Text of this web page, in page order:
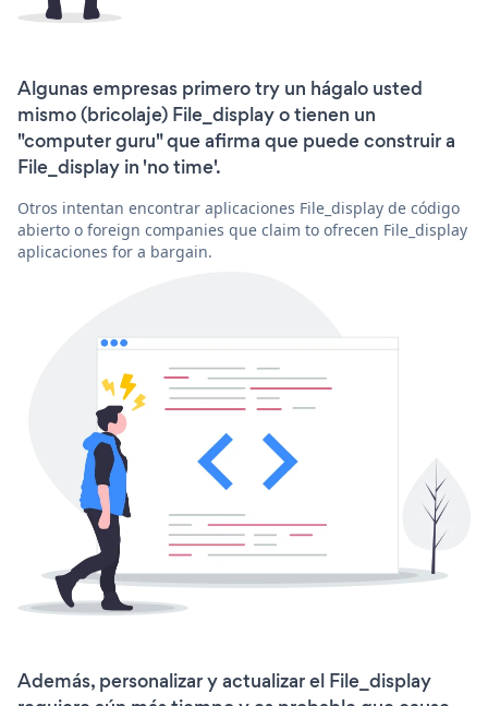
Algunas empresas primero try un hágalo usted
mismo (bricolaje) File_display o tienen un
"computer guru" que afirma que puede construir a
File_display in 'no time'.
Otros intentan encontrar aplicaciones File_display de código
abierto o foreign companies que claim to ofrecen File_display
aplicaciones for a bargain.
Además, personalizar y actualizar el File_display